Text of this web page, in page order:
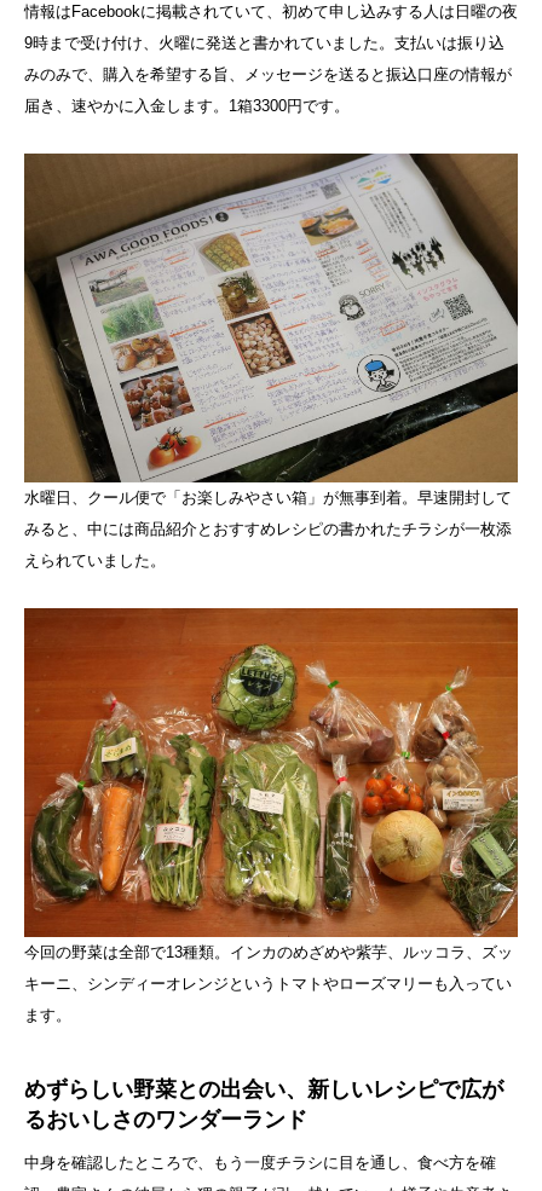
情報はFacebookに掲載されていて、初めて申し込みする人は日曜の夜
9時まで受け付け、火曜に発送と書かれていました。支払いは振り込
みのみで、購入を希望する旨、メッセージを送ると振込口座の情報が
届き、速やかに入金します。1箱3300円です。
水曜日、クール便で「お楽しみやさい箱」が無事到着。早速開封して
みると、中には商品紹介とおすすめレシピの書かれたチラシが一枚添
えられていました。
今回の野菜は全部で13種類。インカのめざめや紫芋、ルッコラ、ズッ
キーニ、シンディーオレンジというトマトやローズマリーも入ってい
ます。
めずらしい野菜との出会い、新しいレシピで広が
るおいしさのワンダーランド
中身を確認したところで、もう一度チラシに目を通し、食べ方を確